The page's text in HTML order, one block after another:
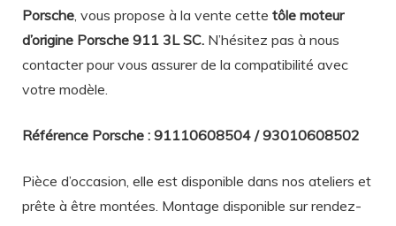
Porsche , vous propose à la vente cette tôle moteur
d’origine Porsche 911 3L SC. N’hésitez pas à nous
contacter pour vous assurer de la compatibilité avec
votre modèle.
Référence Porsche : 91110608504 / 93010608502
Pièce d’occasion, elle est disponible dans nos ateliers et
prête à être montées. Montage disponible sur rendez-